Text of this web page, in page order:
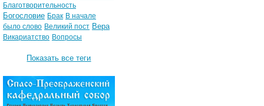
Благотворительность
Богословие Брак В начале
было слово Великий пост Вера
Викариатство Вопросы
Показать все теги